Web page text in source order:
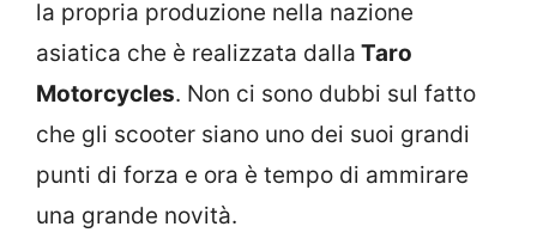
la propria produzione nella nazione
asiatica che è realizzata dalla Taro
Motorcycles. Non ci sono dubbi sul fatto
che gli scooter siano uno dei suoi grandi
punti di forza e ora è tempo di ammirare
una grande novità.